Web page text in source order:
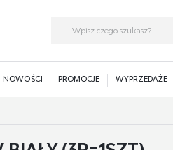
NOWOŚCI PROMOCJE WYPRZEDAŻE